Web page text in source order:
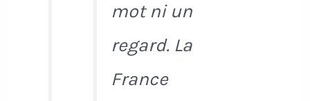
mot ni un
regard. La
France